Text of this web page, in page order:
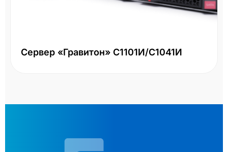
Сервер «Гравитон» С1101И/С1041И